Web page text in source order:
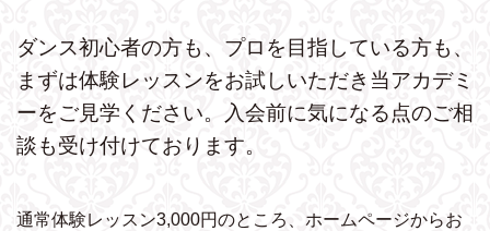
ダンス初心者の方も、プロを目指している方も、
まずは体験レッスンをお試しいただき 当アカデミ
ーをご見学ください。
入会前に気になる点のご相
談も受け付けております。
通常体験レッスン3,000円のところ、ホームページからお